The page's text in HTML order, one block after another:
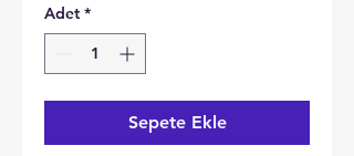
Adet *
Sepete Ekle